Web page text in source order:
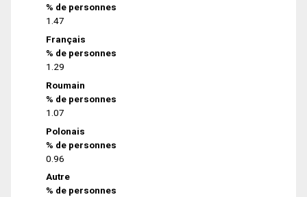
% de personnes
1.47
Français
% de personnes
1.29
Roumain
% de personnes
1.07
Polonais
% de personnes
0.96
Autre
% de personnes